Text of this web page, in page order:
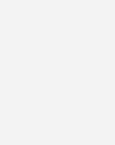
gebündelt und
bin ich damit einverstanden, über
und eine Abmeldung ist
Umgang mit Daten finden Sie